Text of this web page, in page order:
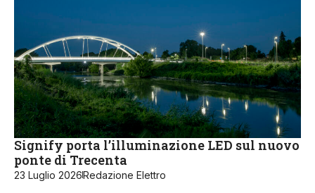
Signify porta l’illuminazione LED sul nuovo
ponte di Trecenta
23 Luglio 2026Redazione Elettro